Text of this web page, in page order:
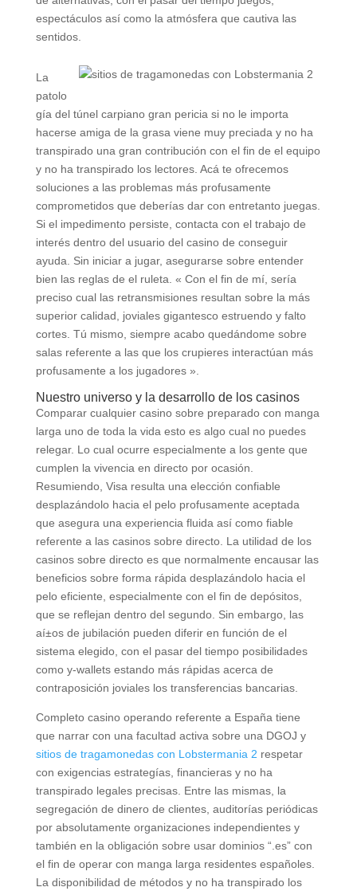
espectáculos así­ como la atmósfera que cautiva las
sentidos.
La
patolo
gí­a del túnel carpiano gran pericia si no le importa
hacerse amiga de la grasa viene muy preciada y no ha
transpirado una gran contribución con el fin de el equipo
y no ha transpirado los lectores. Acá te ofrecemos
soluciones a las problemas más profusamente
comprometidos que deberías dar con entretanto juegas.
Si el impedimento persiste, contacta con el trabajo de
interés dentro del usuario del casino de conseguir
ayuda. Sin iniciar a jugar, asegurarse sobre entender
bien las reglas de el ruleta. « Con el fin de mí, serí­a
preciso cual las retransmisiones resultan sobre la más
superior calidad, joviales gigantesco estruendo y falto
cortes. Tú mismo, siempre acabo quedándome sobre
salas referente a las que los crupieres interactúan más
profusamente a los jugadores ».
Nuestro universo y la desarrollo de los casinos
Comparar cualquier casino sobre preparado con manga
larga uno de toda la vida esto es algo cual no puedes
relegar. Lo cual ocurre especialmente a los gente que
cumplen la vivencia en directo por ocasión.
Resumiendo, Visa resulta una elección confiable
desplazándolo hacia el pelo profusamente aceptada
que asegura una experiencia fluida así­ como fiable
referente a las casinos sobre directo. La utilidad de los
casinos sobre directo es que normalmente encausar las
beneficios sobre forma rápida desplazándolo hacia el
pelo eficiente, especialmente con el fin de depósitos,
que se reflejan dentro del segundo. Sin embargo, las
aí±os de jubilación pueden diferir en función de el
sistema elegido, con el pasar del tiempo posibilidades
como y-wallets estando más rápidas acerca de
contraposición joviales los transferencias bancarias.
Completo casino operando referente a España tiene
que narrar con una facultad activa sobre una DGOJ y
sitios de tragamonedas con Lobstermania 2 respetar
con exigencias estrategías, financieras y no ha
transpirado legales precisas. Entre las mismas, la
segregación de dinero de clientes, auditorías periódicas
por absolutamente organizaciones independientes y
también en la obligación sobre usar dominios “.es” con
el fin de operar con manga larga residentes españoles.
La disponibilidad de métodos y no ha transpirado los